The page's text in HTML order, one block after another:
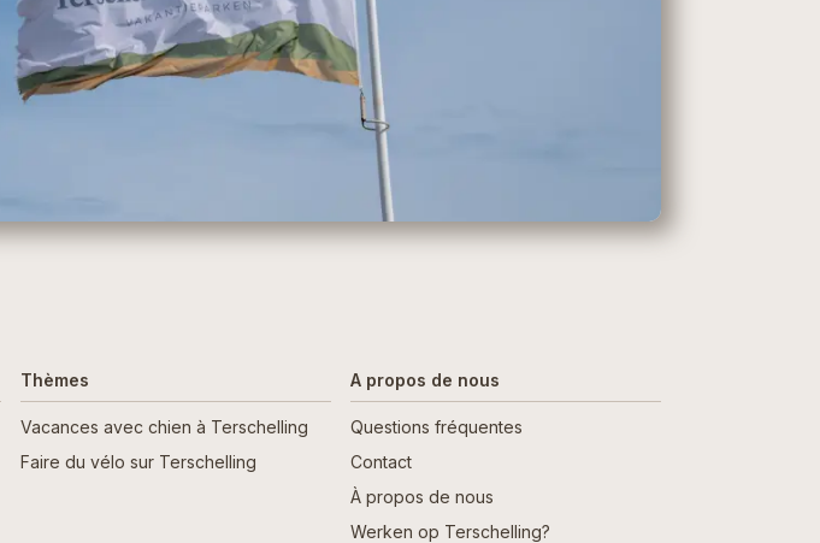
Thèmes
Vacances avec chien à Terschelling
Faire du vélo sur Terschelling
A propos de nous
Questions fréquentes
Contact
À propos de nous
Werken op Terschelling?